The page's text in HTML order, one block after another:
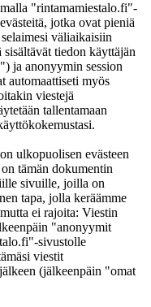
"rintamamiestalo.fi"-
jotka ovat pieniä
väliaikaisiin
tiedon käyttäjän
ja anonyymin session
automaattiseti myös
viestejä
tallentamaan
ulkopuolisen evästeen
tämän dokumentin
sivuille, joilla on
tapa, jolla keräämme
ei rajoita: Viestin
"anonyymit
sivustolle
viestit
(jälkeenpäin "omat